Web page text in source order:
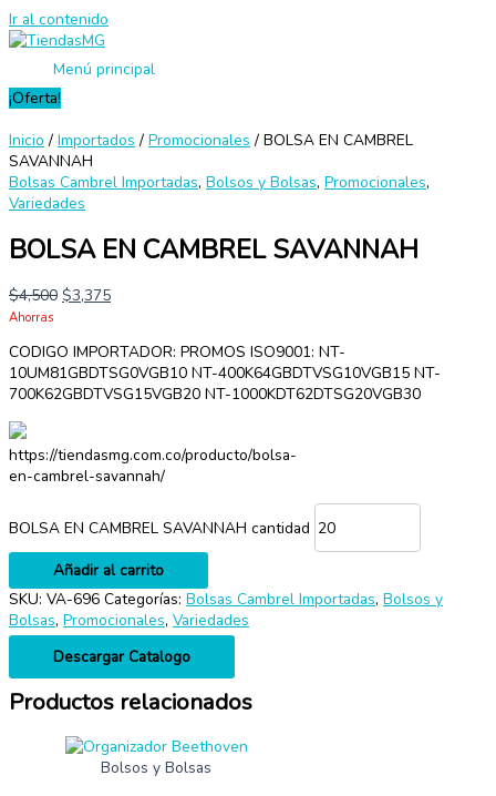
Ir al contenido
Menú principal
¡Oferta!
Inicio / Importados / Promocionales / BOLSA EN CAMBREL
SAVANNAH
Bolsas Cambrel Importadas, Bolsos y Bolsas, Promocionales,
Variedades
BOLSA EN CAMBREL SAVANNAH
$4,500 $3,375
Ahorras
CODIGO IMPORTADOR: PROMOS ISO9001: NT-
10UM81GBDTSG0VGB10 NT-400K64GBDTVSG10VGB15 NT-
700K62GBDTVSG15VGB20 NT-1000KDT62DTSG20VGB30
https://tiendasmg.com.co/producto/bolsa-
en-cambrel-savannah/
BOLSA EN CAMBREL SAVANNAH cantidad
Añadir al carrito
SKU: VA-696 Categorías: Bolsas Cambrel Importadas, Bolsos y
Bolsas, Promocionales, Variedades
Descargar Catalogo
Productos relacionados
Bolsos y Bolsas